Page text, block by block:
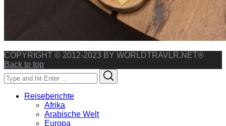
COPYRIGHT © 2012-2023 BY WORLDTRAVLR.NET®
Back to top
Search
for:
Reiseberichte
Afrika
Arabische Welt
Europa